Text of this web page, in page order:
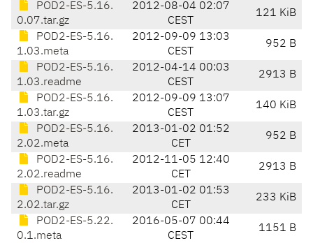
POD2-ES-5.16.
0.07.tar.gz
2012-08-04 02:07
CEST
121 KiB
POD2-ES-5.16.
1.03.meta
2012-09-09 13:03
CEST
952 B
POD2-ES-5.16.
1.03.readme
2012-04-14 00:03
CEST
2913 B
POD2-ES-5.16.
1.03.tar.gz
2012-09-09 13:07
CEST
140 KiB
POD2-ES-5.16.
2.02.meta
2013-01-02 01:52
CET
952 B
POD2-ES-5.16.
2.02.readme
2012-11-05 12:40
CET
2913 B
POD2-ES-5.16.
2.02.tar.gz
2013-01-02 01:53
CET
233 KiB
POD2-ES-5.22.
0.1.meta
2016-05-07 00:44
CEST
1151 B